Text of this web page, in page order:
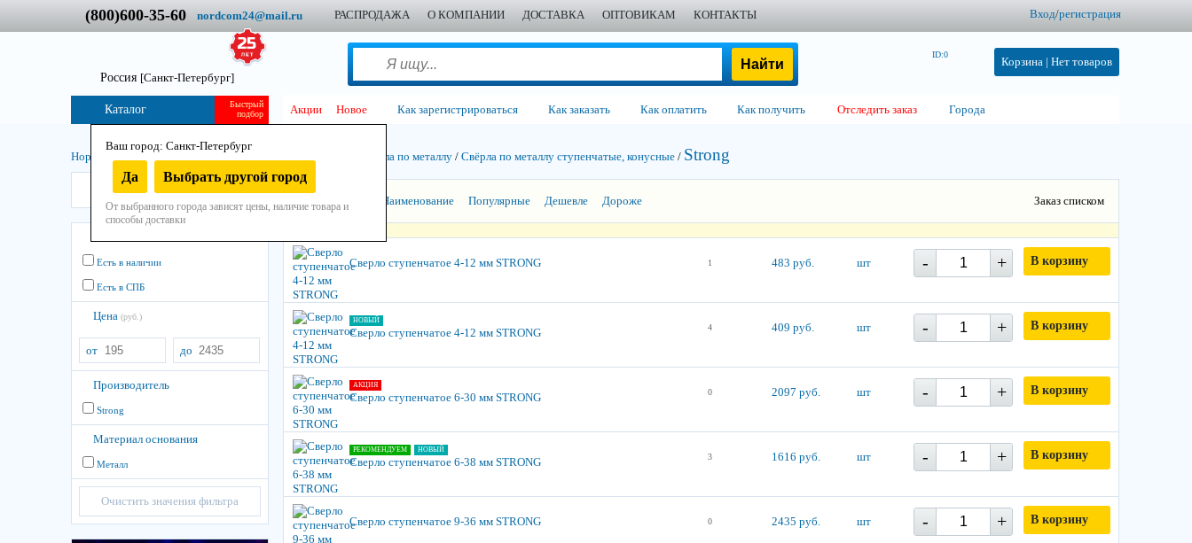
(800)600-35-60 nordcom24@mail.ru РАСПРОДАЖА О КОМПАНИИ ДОСТАВКА ОПТОВИКАМ КОНТАКТЫ Вход/регистрация
Россия [Санкт-Петербург]
Ваш город: Санкт-Петербург
Да Выбрать другой город
От выбранного города зависят цены, наличие товара и
способы доставки
Корзина | Нет товаров
ID:0
Быстрый
подбор
Каталог Акции Новое Как зарегистрироваться Как заказать Как оплатить Как получить Отследить заказ Города
Нордком Инструмент Остнастно-расходный Свёрла по металлу / Свёрла по металлу ступенчатые, конусные / Strong
Strong
Есть в наличии
Есть в СПБ
Цена (руб.)
от до
Производитель
Strong
Материал основания
Металл
Очистить значения фильтра
Наименование Популярные Дешевле Дороже Заказ списком
Сверло ступенчатое 4-12 мм STRONG 1 483 руб. шт - + В корзину
НОВЫЙ
Сверло ступенчатое 4-12 мм STRONG 4 409 руб. шт - + В корзину
АКЦИЯ
Сверло ступенчатое 6-30 мм STRONG 0 2097 руб. шт - + В корзину
РЕКОМЕНДУЕМ НОВЫЙ
Сверло ступенчатое 6-38 мм STRONG 3 1616 руб. шт - + В корзину
Сверло ступенчатое 9-36 мм STRONG 0 2435 руб. шт - + В корзину